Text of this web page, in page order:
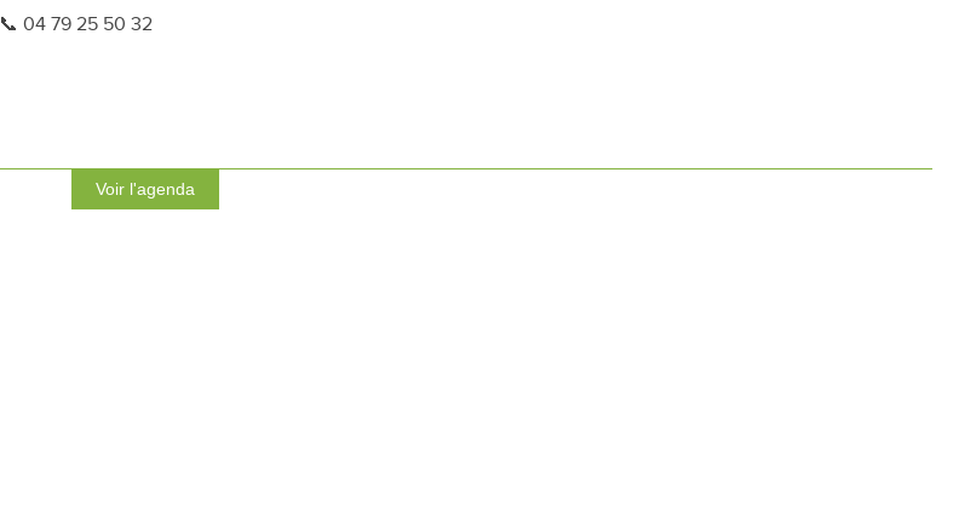
📞 04 79 25 50 32
Voir l'agenda